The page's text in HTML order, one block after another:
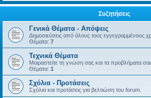
Συζητήσεις
Γενικά Θέματα - Απόψεις
Δημοσιεύσεις από όλους τους εγγεγραμμένους
Θέματα: 7
Τεχνικά Θέματα
Μοιραστείτε τη γνώση σας και τα προβλήματα
Θέματα: 1
Σχόλια - Προτάσεις
Σχόλια και προτάσεις για βελτιώση του forum.